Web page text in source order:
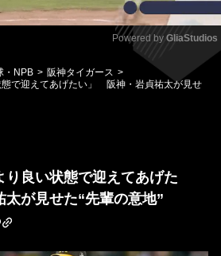
Mute
Powered by GliaStudios
・NPB
阪神タイガース
態で迎えてあげたい」 阪神・岩貞祐太が見せ
り良い状態で迎えてあげた
が見せた“先輩の意地”